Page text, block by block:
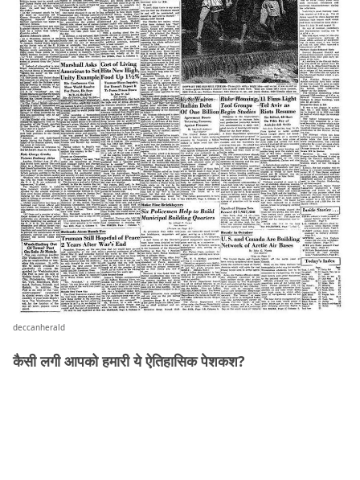
deccanherald
कैसी लगी आपको हमारी ये ऐतिहासिक पेशकश?